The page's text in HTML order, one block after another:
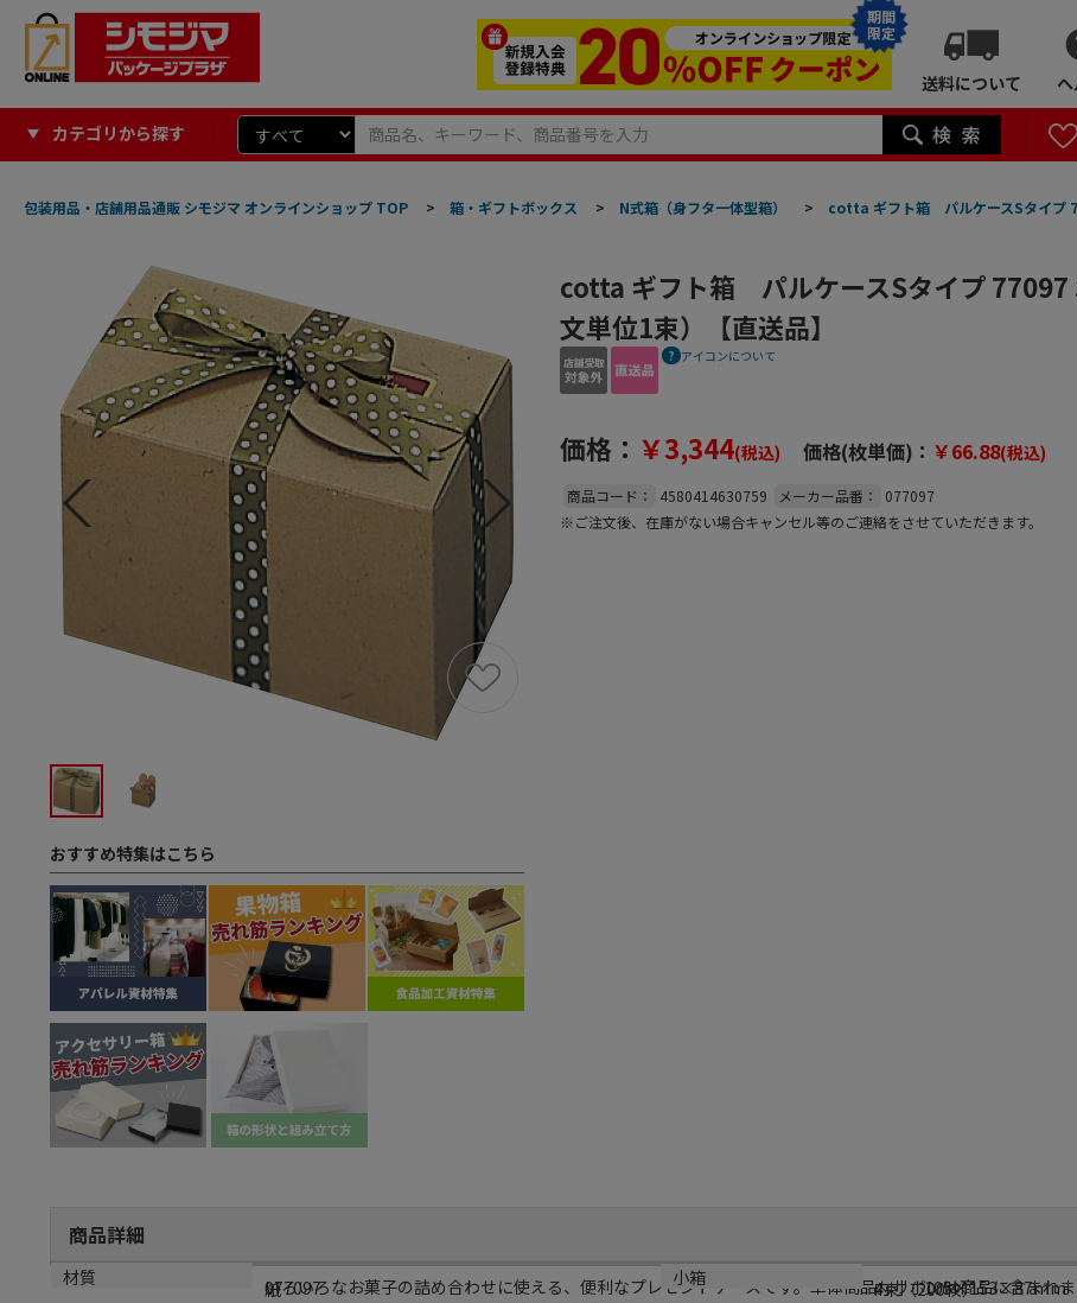
期間
限定
送料について
カテゴリから探す
包装用品・店舗用品通販 シモジマ オンラインショップ TOP > 箱・ギフトボックス > N式箱（身フタ一体型箱） > cotta ギフト箱 パルケースSタイプ
おすすめ特集はこちら
cotta ギフト箱 パルケースSタイプ 77097
文単位1束）【直送品】
アイコンについて
価格： ￥3,344(税込) 価格(枚単価)： ￥66.88(税込)
商品コード： 4580414630759 メーカー品番：
077097
※ご注文後、在庫がない場合キャンセル等のご連絡をさせていただきます。
商品詳細
商品説明
いろいろなお菓子の詰め合わせに使える、便利なプレゼントケースです。単体商品。リボンは商品に含まれ
メーカー品番
077097
サイズ
内寸 105×153×87mm
材質
紙
小箱
4束（200枚）